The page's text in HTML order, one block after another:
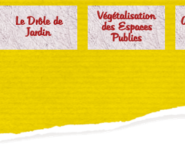
Le Drôle de
Jardin
Végétalisation
des Espaces
Publics